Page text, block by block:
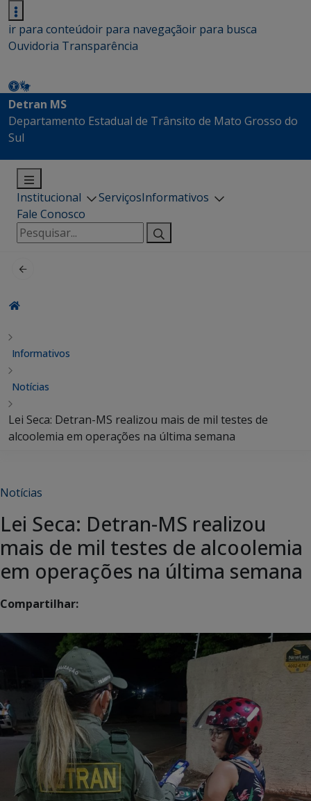
ir para conteúdoir para navegaçãoir para busca
Ouvidoria Transparência
Detran MS
Departamento Estadual de Trânsito de Mato Grosso do
Sul
Institucional ServiçosInformativos
Fale Conosco
Pesquisar
por:
Informativos
Notícias
Lei Seca: Detran-MS realizou mais de mil testes de
alcoolemia em operações na última semana
Notícias
Lei Seca: Detran-MS realizou
mais de mil testes de alcoolemia
em operações na última semana
Compartilhar: